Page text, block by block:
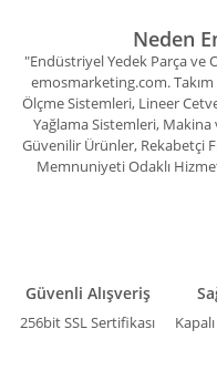
Neden
"Endüstriyel Yedek Parça ve
emosmarketing.com. Takım
Ölçme Sistemleri, Lineer
Yağlama Sistemleri, Makina
Güvenilir Ürünler, Rekabetçi
Memnuniyeti Odaklı
Güvenli Alışveriş
256bit SSL Sertifikası